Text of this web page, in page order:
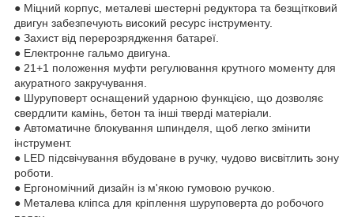
● Міцний корпус, металеві шестерні редуктора та безщітковий
двигун забезпечують високий ресурс інструменту.
● Захист від перерозрядження батареї.
● Електронне гальмо двигуна.
● 21+1 положення муфти регулювання крутного моменту для
акуратного закручування.
● Шуруповерт оснащений ударною функцією, що дозволяє
свердлити камінь, бетон та інші тверді матеріали.
● Автоматичне блокування шпинделя, щоб легко змінити
інструмент.
● LED підсвічування вбудоване в ручку, чудово висвітлить зону
роботи.
● Ергономічний дизайн із м'якою гумовою ручкою.
● Металева кліпса для кріплення шуруповерта до робочого